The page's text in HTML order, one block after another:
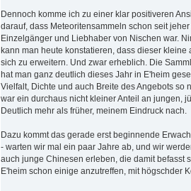
Dennoch komme ich zu einer klar positiveren
darauf, dass Meteoritensammeln schon seit
Einzelgänger und Liebhaber von Nischen war.
kann man heute konstatieren, dass dieser kleine
sich zu erweitern. Und zwar erheblich. Die
hat man ganz deutlich dieses Jahr in E'heim
Vielfalt, Dichte und auch Breite des Angebots so
war ein durchaus nicht kleiner Anteil an jungen,
Deutlich mehr als früher, meinem Eindruck nach.
Dazu kommt das gerade erst beginnende
- warten wir mal ein paar Jahre ab, und wir
auch junge Chinesen erleben, die damit befasst
E'heim schon einige anzutreffen, mit högschder